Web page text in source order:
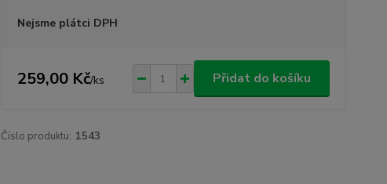
Nejsme plátci DPH
259,00 Kč/ks Přidat do košíku
Číslo produktu: 1543